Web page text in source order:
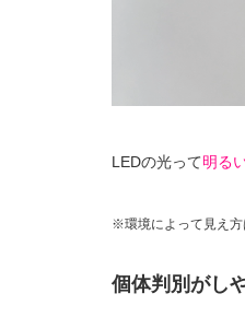
LEDの光って明る
※環境によって見え方
個体判別がし